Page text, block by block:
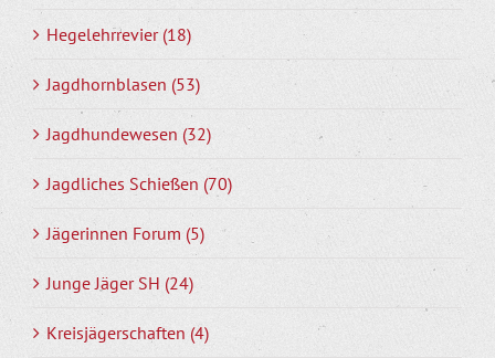
Hegelehrrevier (18)
Jagdhornblasen (53)
Jagdhundewesen (32)
Jagdliches Schießen (70)
Jägerinnen Forum (5)
Junge Jäger SH (24)
Kreisjägerschaften (4)